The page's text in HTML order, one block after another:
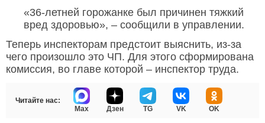
«36-летней горожанке был причинен тяжкий
вред здоровью», – сообщили в управлении.
Теперь инспекторам предстоит выяснить, из-за
чего произошло это ЧП. Для этого сформирована
комиссия, во главе которой – инспектор труда.
Читайте нас:
Max
Дзен TG VK OK